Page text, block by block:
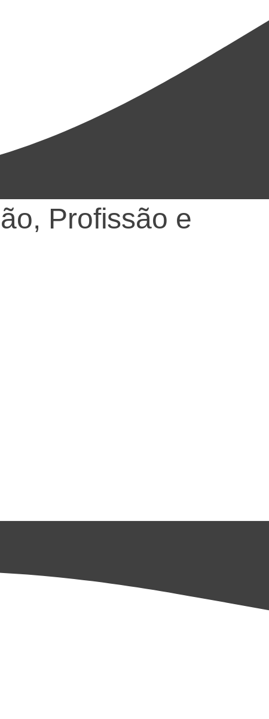
Profissão e